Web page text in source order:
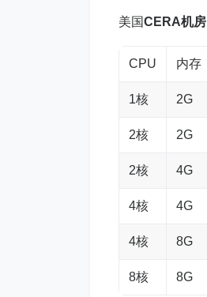
美国CERA机房
CPU 内存
1核 2G
2核 2G
2核 4G
4核 4G
4核 8G
8核 8G